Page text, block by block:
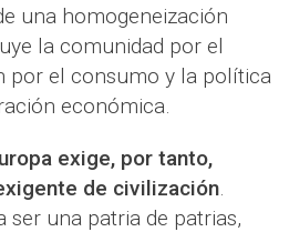
una homogeneización
la comunidad por el
por el consumo y la política
económica.
exige, por tanto,
de civilización.
ser una patria de patrias,